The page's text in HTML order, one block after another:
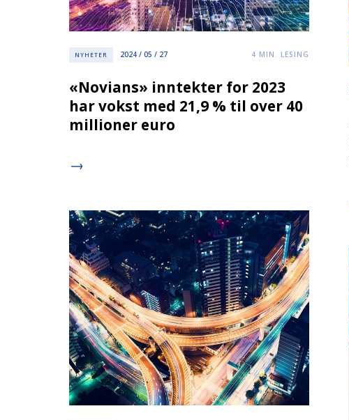
NYHETER 2024 / 05 / 27 4 MIN. LESING
«Novians» inntekter for 2023
har vokst med 21,9 % til over 40
millioner euro